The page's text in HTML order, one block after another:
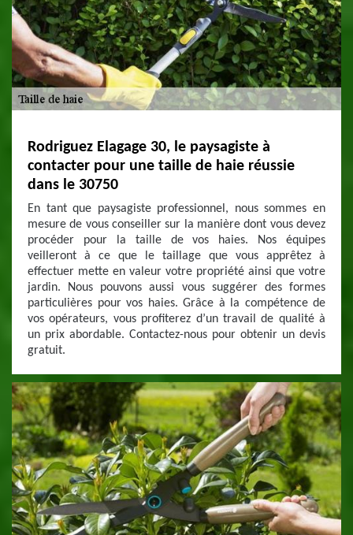
Rodriguez Elagage 30, le paysagiste à
contacter pour une taille de haie réussie
dans le 30750
En tant que paysagiste professionnel, nous sommes en
mesure de vous conseiller sur la manière dont vous devez
procéder pour la taille de vos haies. Nos équipes
veilleront à ce que le taillage que vous apprêtez à
effectuer mette en valeur votre propriété ainsi que votre
jardin. Nous pouvons aussi vous suggérer des formes
particulières pour vos haies. Grâce à la compétence de
vos opérateurs, vous profiterez d’un travail de qualité à
un prix abordable. Contactez-nous pour obtenir un devis
gratuit.